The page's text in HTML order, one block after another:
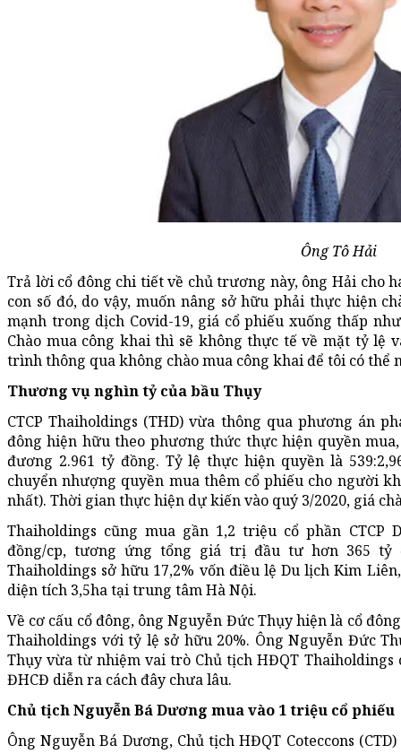
Ông Tô Hải
Trả lời cổ đông chi tiết về chủ trương này, ông Hải cho
con số đó, do vậy, muốn nâng sở hữu phải thực hiện
mạnh trong dịch Covid-19, giá cổ phiếu xuống thấp
Chào mua công khai thì sẽ không thực tế về mặt tỷ lệ
trình thông qua không chào mua công khai để tôi có thể
Thương vụ nghìn tỷ của bầu Thụy
CTCP Thaiholdings (THD) vừa thông qua phương án
đông hiện hữu theo phương thức thực hiện quyền
đương 2.961 tỷ đồng. Tỷ lệ thực hiện quyền là
chuyển nhượng quyền mua thêm cổ phiếu cho người
nhất). Thời gian thực hiện dự kiến vào quý 3/2020, giá
Thaiholdings cũng mua gần 1,2 triệu cổ phần CTCP
đồng/cp, tương ứng tổng giá trị đầu tư hơn 365 tỷ
Thaiholdings sở hữu 17,2% vốn điều lệ Du lịch Kim
diện tích 3,5ha tại trung tâm Hà Nội.
Về cơ cấu cổ đông, ông Nguyễn Đức Thụy hiện là cổ
Thaiholdings với tỷ lệ sở hữu 20%. Ông Nguyễn Đức
Thụy vừa từ nhiệm vai trò Chủ tịch HĐQT Thaiholdings
ĐHCĐ diễn ra cách đây chưa lâu.
Chủ tịch Nguyễn Bá Dương mua vào 1 triệu cổ phiếu
Ông Nguyễn Bá Dương, Chủ tịch HĐQT Coteccons